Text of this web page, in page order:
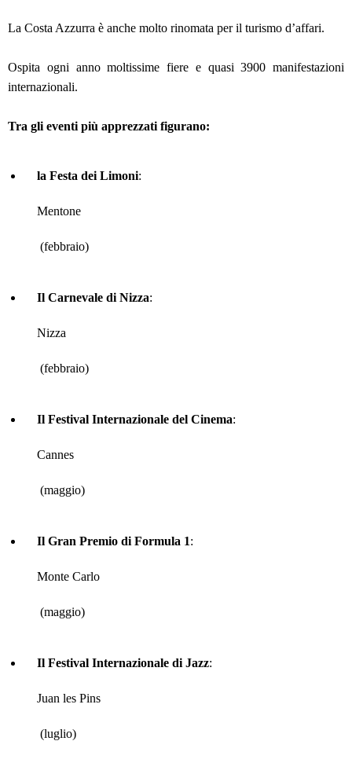
La Costa Azzurra è anche molto rinomata per il turismo d’affari.
Ospita ogni anno moltissime fiere e quasi 3900 manifestazioni
internazionali.
Tra gli eventi più apprezzati figurano:
la Festa dei Limoni:
Mentone
(febbraio)
Il Carnevale di Nizza:
Nizza
(febbraio)
Il Festival Internazionale del Cinema:
Cannes
(maggio)
Il Gran Premio di Formula 1:
Monte Carlo
(maggio)
Il Festival Internazionale di Jazz:
Juan les Pins
(luglio)